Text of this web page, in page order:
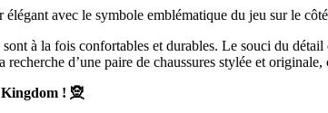
avec le symbole emblématique du jeu sur le
à la fois confortables et durables. Le souci du
d’une paire de chaussures stylée et
Kingdom ! 🧝